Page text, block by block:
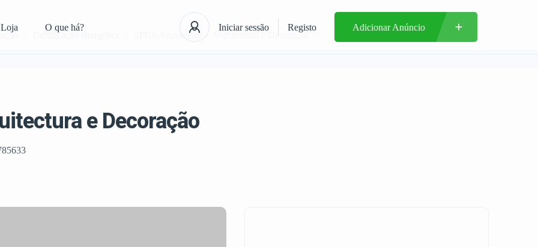
Loja O que há? Iniciar sessão Registo Adicionar Anúncio
Certificação energética 2FCS Arquitectos – Arquitectura e Decoração
e Decoração